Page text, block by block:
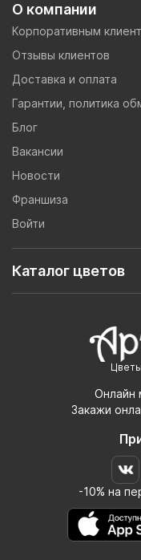
Онлайн
Закажи
-10% на
О компании
Корпоративным
Отзывы клиентов
Доставка и оплата
Гарантии, политика
Блог
Вакансии
Новости
Франшиза
Войти
Каталог цветов